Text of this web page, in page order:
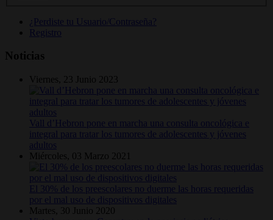
¿Perdiste tu Usuario/Contraseña?
Registro
Noticias
Viernes, 23 Junio 2023
Vall d’Hebron pone en marcha una consulta oncológica e
integral para tratar los tumores de adolescentes y jóvenes
adultos
Miércoles, 03 Marzo 2021
El 30% de los preescolares no duerme las horas requeridas
por el mal uso de dispositivos digitales
Martes, 30 Junio 2020